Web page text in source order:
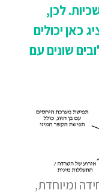
לכן,
כאן יכולים
שונים עם
ומיוחדת,